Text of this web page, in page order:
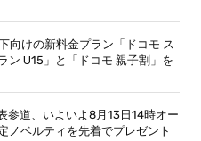
向けの新料金プラン「ドコモ ス
ン U15」と「ドコモ 親子割」を
道、いよいよ8月13日14時オー
ノベルティを先着でプレゼント